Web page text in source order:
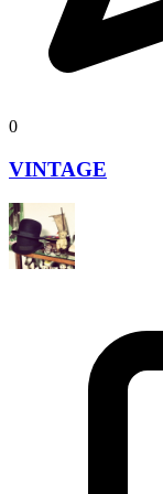
0
VINTAGE